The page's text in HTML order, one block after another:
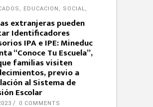
, EDUCACION , SOCIAL,
extranjeras pueden
Identificadores
IPA e IPE: Mineduc
“Conoce Tu Escuela”,
familias visiten
previo a
al Sistema de
Escolar
0 COMMENTS